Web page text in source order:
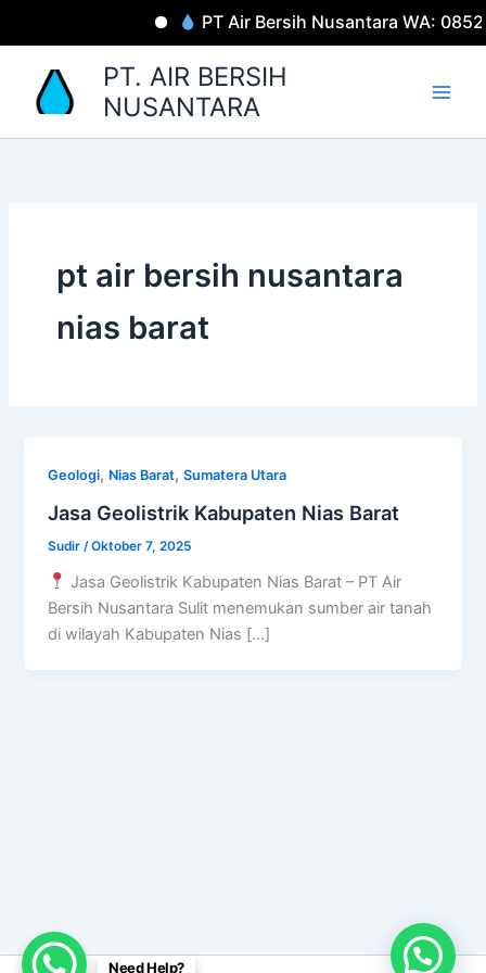
PT Air Bersih Nusantara WA:
PT. AIR BERSIH
NUSANTARA
pt air bersih nusantara
nias barat
Geologi, Nias Barat,Sumatera Utara
Jasa Geolistrik Kabupaten Nias Barat
Sudir /Oktober 7, 2025
Jasa Geolistrik Kabupaten Nias Barat – PT Air
Bersih Nusantara Sulit menemukan sumber air tanah
di wilayah Kabupaten Nias […]
Need Help?